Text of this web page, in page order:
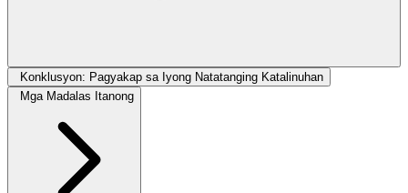
Konklusyon: Pagyakap sa Iyong Natatanging Katalinuhan
Mga Madalas Itanong